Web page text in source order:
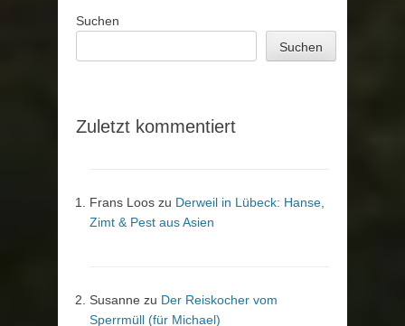
Suchen
Suchen
Zuletzt kommentiert
Frans Loos zu Derweil in Lübeck: Hanse,
Zimt & Pest aus Asien
Susanne zu Der Reiskocher vom
Sperrmüll (für Michael)